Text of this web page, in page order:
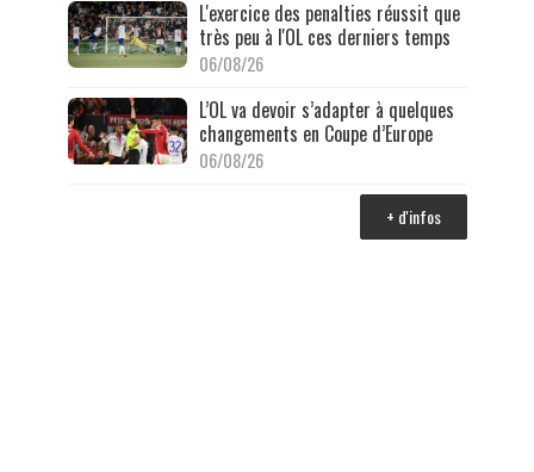
L'exercice des penalties réussit que
très peu à l'OL ces derniers temps
06/08/26
L’OL va devoir s’adapter à quelques
changements en Coupe d’Europe
06/08/26
+ d'infos